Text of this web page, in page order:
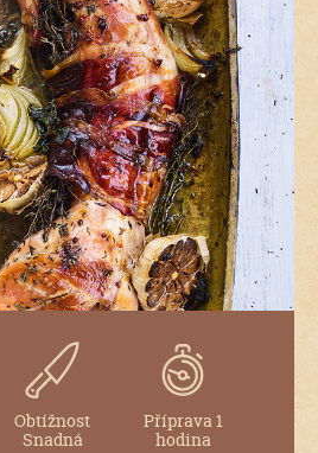
Obtížnost
Snadná
Příprava 1
hodina